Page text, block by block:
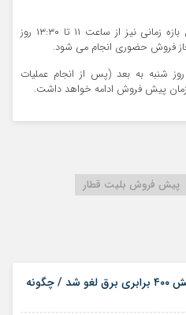
پیش فروش حضوری بلیت‌های این بازه زمانی نیز از ساعت ۱۱ تا ۱۳:۳۰ روز
لازم به ذکر است از ساعت ۱۳:۳۰ روز شنبه به بعد (پس از انجام عملیات
پیش فروش ادامه خواهد داشت.
پیش فروش بلیت قطار
خبر خوب برای کشاورزان؛ افزایش ۴۰۰ برابری برق لغو شد / چگونه